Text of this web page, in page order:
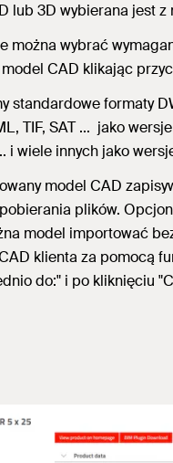
lub 3D wybierana jest z
można wybrać
CAD klikając
standardowe formaty
TIF, SAT ... jako
i wiele innych jako
model CAD
plików.
model importować
klienta za pomocą
do:" i po kliknięciu